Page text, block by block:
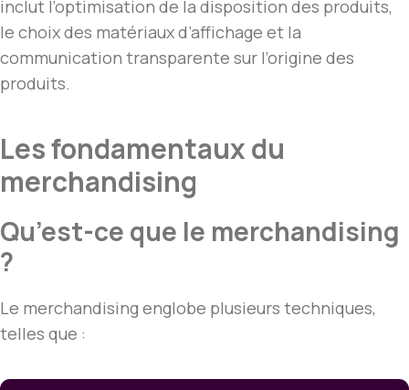
inclut l’optimisation de la disposition des produits,
le choix des matériaux d’affichage et la
communication transparente sur l’origine des
produits.
Les fondamentaux du
merchandising
Qu’est-ce que le merchandising
?
Le merchandising englobe plusieurs techniques,
telles que :